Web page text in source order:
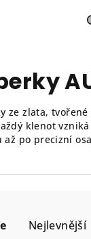
ze zlata,
klenot
až po precizní
Nejlevnější